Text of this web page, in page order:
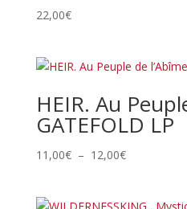
22,00€
HEIR. Au
GATEFOLD LP
11,00€ – 12,00€Plage